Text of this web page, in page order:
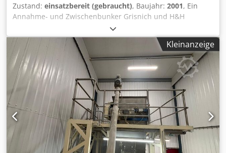
Zustand: einsatzbereit (gebraucht), Baujahr: 2001, Ein
Annahme- und Zwischenbunker Grisnich und H&H
Engineering für die Zwischenlagerung von Ernteprodukten
wie Äpfeln, Kartoffeln usw. steht zur Verfügung.
Bunkerzellen: 3, Bunkerzellenkapazität: 33t, Anzahl der
Bandanlagen: 2, Bandanlagenlänge 1/2: 59m/72m. Diese
Anlage ist nicht für die langfristige Lagerung von
Erntegütern, sondern ausschließlich als Zwischenstation
für den LKW-Transport vorgesehen. Dokumentation
vorhanden. Eine Besichtigung vor Ort ist möglich.
Csdpfozqfx Rox Aaisha
Kleinanzeige